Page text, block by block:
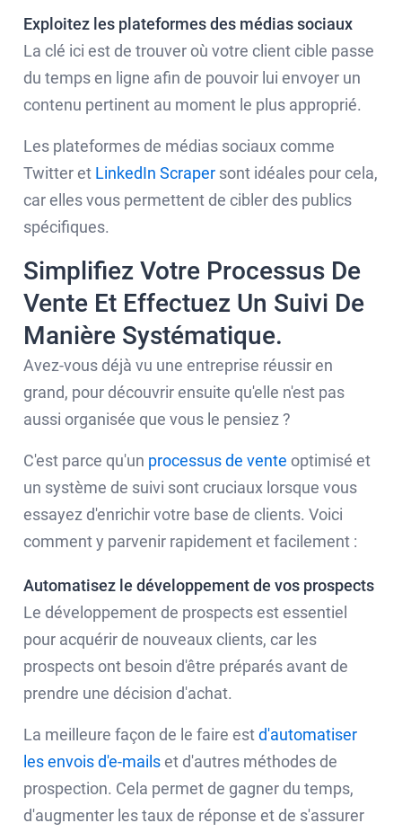
Exploitez les plateformes des médias sociaux
La clé ici est de trouver où votre client cible passe
du temps en ligne afin de pouvoir lui envoyer un
contenu pertinent au moment le plus approprié.
Les plateformes de médias sociaux comme
Twitter et LinkedIn Scraper sont idéales pour cela,
car elles vous permettent de cibler des publics
spécifiques.
Simplifiez Votre Processus De
Vente Et Effectuez Un Suivi De
Manière Systématique.
Avez-vous déjà vu une entreprise réussir en
grand, pour découvrir ensuite qu'elle n'est pas
aussi organisée que vous le pensiez ?
C'est parce qu'un processus de vente optimisé et
un système de suivi sont cruciaux lorsque vous
essayez d'enrichir votre base de clients. Voici
comment y parvenir rapidement et facilement :
Automatisez le développement de vos prospects
Le développement de prospects est essentiel
pour acquérir de nouveaux clients, car les
prospects ont besoin d'être préparés avant de
prendre une décision d'achat.
La meilleure façon de le faire estd'automatiser
les envois d'e-mailset d'autres méthodes de
prospection. Cela permet de gagner du temps,
d'augmenter les taux de réponse et de s'assurer